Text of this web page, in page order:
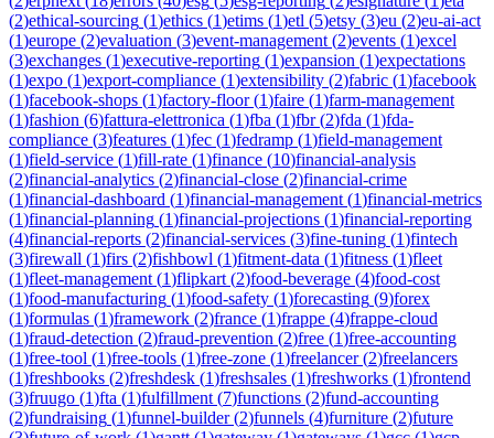
(2)ethical-sourcing (1)ethics (1)etims (1)etl (5)etsy (3)eu (2)eu-ai-act
(1)europe (2)evaluation (3)event-management (2)events (1)excel
(3)exchanges (1)executive-reporting (1)expansion (1)expectations
(1)expo (1)export-compliance (1)extensibility (2)fabric (1)facebook
(1)facebook-shops (1)factory-floor(1)faire (1)farm-management
(1)fashion (6)fattura-elettronica (1)fba (1)fbr(2)fda (1)fda-
compliance (3)features (1)fec (1)fedramp (1)field-management
(1)field-service (1)fill-rate (1)finance (10)financial-analysis
(2)financial-analytics (2)financial-close (2)financial-crime
(1)financial-dashboard (1)financial-management (1)financial-metrics
(1)financial-planning (1)financial-projections (1)financial-reporting
(4)financial-reports (2)financial-services (3)fine-tuning (1)fintech
(3)firewall (1)firs (2)fishbowl (1)fitment-data (1)fitness (1)fleet
(1)fleet-management (1)flipkart (2)food-beverage (4)food-cost
(1)food-manufacturing (1)food-safety (1)forecasting (9)forex
(1)formulas (1)framework (2)france (1)frappe (4)frappe-cloud
(1)fraud-detection (2)fraud-prevention (2)free (1)free-accounting
(1)free-tool (1)free-tools (1)free-zone (1)freelancer(2)freelancers
(1)freshbooks (2)freshdesk (1)freshsales (1)freshworks (1)frontend
(3)fruugo (1)fta (1)fulfillment (7)functions (2)fund-accounting
(2)fundraising (1)funnel-builder(2)funnels (4)furniture (2)future